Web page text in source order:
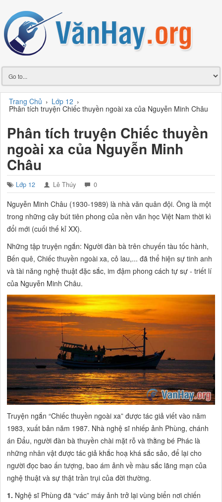
Trang Chủ › Lớp 12 ›
Phân tích truyện Chiếc thuyền ngoài xa của Nguyễn Minh Châu
Phân tích truyện Chiếc thuyền
ngoài xa của Nguyễn Minh
Châu
Lớp 12 Lê Thúy 0
Nguyễn Minh Châu (1930-1989) là nhà văn quân đội. Ông là một
trong những cây bút tiên phong của nền văn học Việt Nam thời kì
đổi mới (cuối thế kỉ XX).
Những tập truyện ngắn: Người đàn bà trên chuyến tàu tốc hành,
Bến quê, Chiếc thuyền ngoài xa, cỏ lau,... đã thể hiệnsự tinh anh
và tài năng nghệ thuật đặc sắc, im đậm phong cáchtự sự - triết lí
của Nguyễn Minh Châu.
Truyện ngắn“Chiếc thuyền ngoài xa” được tác giả viết vào năm
1983, xuất bản năm 1987. Nhà nghệ sĩ nhiếp ảnh Phùng, chánh
án Đẩu, người đàn bà thuyền chài mặt rỗ và thằng bé Phác là
những nhân vật được tác giả khắc hoạ khá sắc sảo, để lại cho
người đọc bao ấn tượng, bao ám ảnh về màu sắc lãng mạn của
nghệ thuật và sự thật trần trụi của đời thường.
1. Nghệ sĩ Phùng đã“vác” máy ảnh trở lại vùng biển nơi chiến